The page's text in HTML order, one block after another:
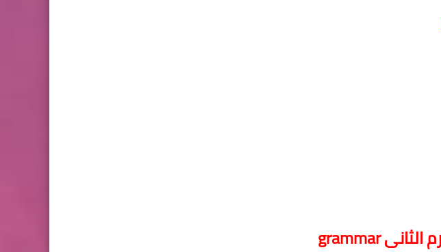
لتحميل جرامر استيب أهيد كونكت 3 الصف الثالث الابتدائي الترم الثانى grammar